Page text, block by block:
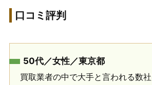
口コミ評判
50代／女性／東京都
買取業者の中で大手と言われる数